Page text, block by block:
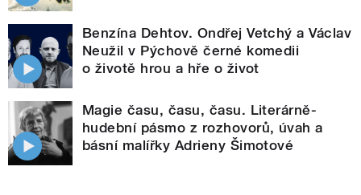
Benzína Dehtov. Ondřej Vetchý a Václav
Neužil v Pýchově černé komedii
o životě hrou a hře o život
Magie času, času, času. Literárně-
hudební pásmo z rozhovorů, úvah a
básní malířky Adrieny Šimotové